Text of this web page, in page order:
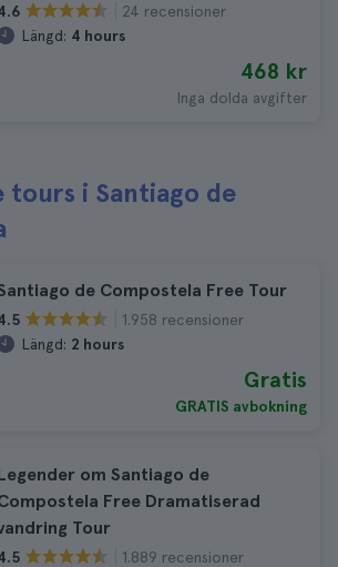
24 recensioner
Längd: 4 hours
468 kr
Inga dolda avgifter
tours i Santiago de
de Compostela Free Tour
1.958 recensioner
Längd: 2 hours
Gratis
GRATIS avbokning
om Santiago de
Free Dramatiserad
Tour
1.889 recensioner